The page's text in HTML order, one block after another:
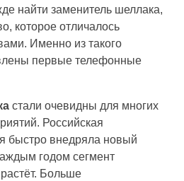
найти заменитель шеллака,
которое отличалось
Именно из такого
первые телефонные
стали очевидны для многих
Российская
быстро внедрялановый
годом сегмент
Больше